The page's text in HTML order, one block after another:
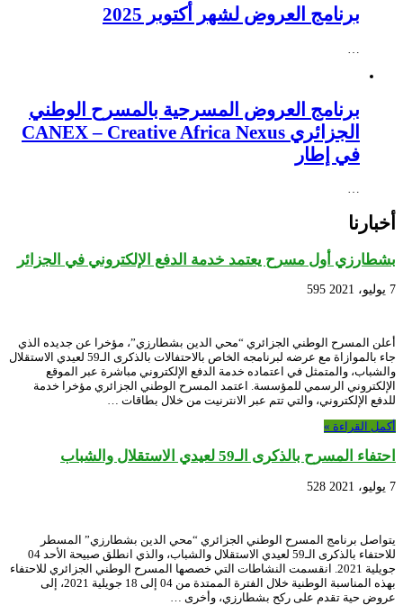
برنامج العروض لشهر أكتوبر 2025
برنامج العروض المسرحية بالمسرح الوطني
الجزائري CANEX – Creative Africa Nexus
في إطار
…
أخبارنا
بشطارزي أول مسرح يعتمد خدمة الدفع الإلكتروني في الجزائر
7 يوليو، 2021 595
أعلن المسرح الوطني الجزائري “محي الدين بشطارزي”، مؤخرا عن جديده الذي
جاء بالموازاة مع عرضه لبرنامجه الخاص بالاحتفالات بالذكرى الـ59 لعيدي الاستقلال
والشباب، والمتمثل في اعتماده خدمة الدفع الإلكتروني مباشرة عبر الموقع
الإلكتروني الرسمي للمؤسسة. اعتمد المسرح الوطني الجزائري مؤخرا خدمة
للدفع الإلكتروني، والتي تتم عبر الانترنيت من خلال بطاقات …
أكمل القراءة »
احتفاء المسرح بالذكرى الـ59 لعيدي الاستقلال والشباب
7 يوليو، 2021 528
يتواصل برنامج المسرح الوطني الجزائري “محي الدين بشطارزي” المسطر
للاحتفاء بالذكرى الـ59 لعيدي الاستقلال والشباب، والذي انطلق صبيحة الأحد 04
جويلية 2021. انقسمت النشاطات التي خصصها المسرح الوطني الجزائري للاحتفاء
بهذه المناسبة الوطنية خلال الفترة الممتدة من 04 إلى 18 جويلية 2021، إلى
عروض حية تقدم على ركح بشطارزي، وأخرى …